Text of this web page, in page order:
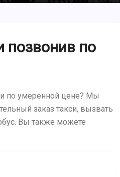
позвонив по
по умеренной цене? Мы
заказ такси, вызвать
Вы также можете